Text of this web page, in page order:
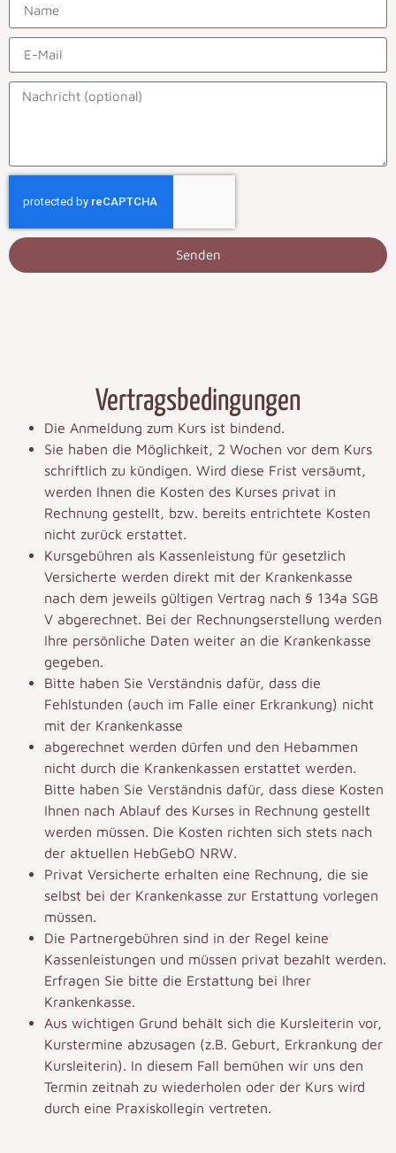
Senden
Vertragsbedingungen
Die Anmeldung zum Kurs ist bindend.
Sie haben die Möglichkeit, 2 Wochen vor dem Kurs
schriftlich zu kündigen. Wird diese Frist versäumt,
werden Ihnen die Kosten des Kurses privat in
Rechnung gestellt, bzw. bereits entrichtete Kosten
nicht zurück erstattet.
Kursgebühren als Kassenleistung für gesetzlich
Versicherte werden direkt mit der Krankenkasse
nach dem jeweils gültigen Vertrag nach § 134a SGB
V abgerechnet. Bei der Rechnungserstellung werden
Ihre persönliche Daten weiter an die Krankenkasse
gegeben.
Bitte haben Sie Verständnis dafür, dass die
Fehlstunden (auch im Falle einer Erkrankung) nicht
mit der Krankenkasse
abgerechnet werden dürfen und den Hebammen
nicht durch die Krankenkassen erstattet werden.
Bitte haben Sie Verständnis dafür, dass diese Kosten
Ihnen nach Ablauf des Kurses in Rechnung gestellt
werden müssen. Die Kosten richten sich stets nach
der aktuellen HebGebO NRW.
Privat Versicherte erhalten eine Rechnung, die sie
selbst bei der Krankenkasse zur Erstattung vorlegen
müssen.
Die Partnergebühren sind in der Regel keine
Kassenleistungen und müssen privat bezahlt werden.
Erfragen Sie bitte die Erstattung bei Ihrer
Krankenkasse.
Aus wichtigen Grund behält sich die Kursleiterin vor,
Kurstermine abzusagen (z.B. Geburt, Erkrankung der
Kursleiterin). In diesem Fall bemühen wir uns den
Termin zeitnah zu wiederholen oder der Kurs wird
durch eine Praxiskollegin vertreten.